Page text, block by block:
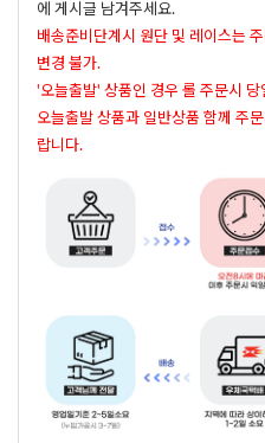
에 게시글 남겨주세요.
배송준비단계시 원단 및 레이스는
변경 불가.
'오늘출발' 상품인 경우 롤 주문시
오늘출발 상품과 일반상품 함께 주
랍니다.